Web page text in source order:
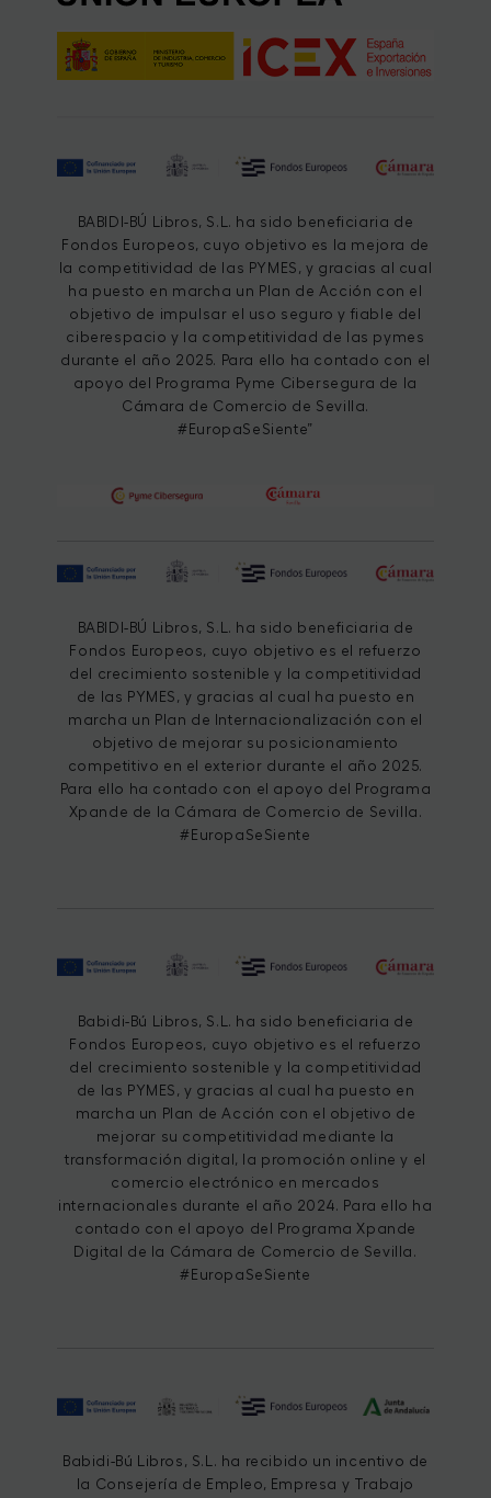
BABIDI-BÚ Libros, S.L. ha sido beneficiaria de
Fondos Europeos, cuyo objetivo es la mejora de
la competitividad de las PYMES, y gracias al cual
ha puesto en marcha un Plan de Acción con el
objetivo de impulsar el uso seguro y fiable del
ciberespacio y la competitividad de las pymes
durante el año 2025. Para ello ha contado con el
apoyo del Programa Pyme Cibersegura de la
Cámara de Comercio de Sevilla.
#EuropaSeSiente”
BABIDI-BÚ Libros, S.L. ha sido beneficiaria de
Fondos Europeos, cuyo objetivo es el refuerzo
del crecimiento sostenible y la competitividad
de las PYMES, y gracias al cual ha puesto en
marcha un Plan de Internacionalización con el
objetivo de mejorar su posicionamiento
competitivo en el exterior durante el año 2025.
Para ello ha contado con el apoyo del Programa
Xpande de la Cámara de Comercio de Sevilla.
#EuropaSeSiente
Babidi-Bú Libros, S.L. ha sido beneficiaria de
Fondos Europeos, cuyo objetivo es el refuerzo
del crecimiento sostenible y la competitividad
de las PYMES, y gracias al cual ha puesto en
marcha un Plan de Acción con el objetivo de
mejorar su competitividad mediante la
transformación digital, la promoción online y el
comercio electrónico en mercados
internacionales durante el año 2024. Para ello ha
contado con el apoyo del Programa Xpande
Digital de la Cámara de Comercio de Sevilla.
#EuropaSeSiente
Babidi-Bú Libros, S.L. ha recibido un incentivo de
la Consejería de Empleo, Empresa y Trabajo